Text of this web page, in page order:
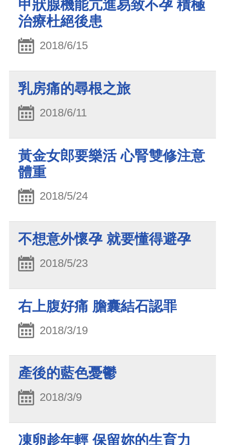
甲狀腺機能亢進易致不孕 積極
治療杜絕後患
2018/6/15
乳房痛的尋根之旅
2018/6/11
黃金女郎要樂活 心腎雙修注意
體重
2018/5/24
不想意外懷孕 就要懂得避孕
2018/5/23
右上腹好痛 膽囊結石認罪
2018/3/19
產後的藍色憂鬱
2018/3/9
凍卵趁年輕 保留妳的生育力